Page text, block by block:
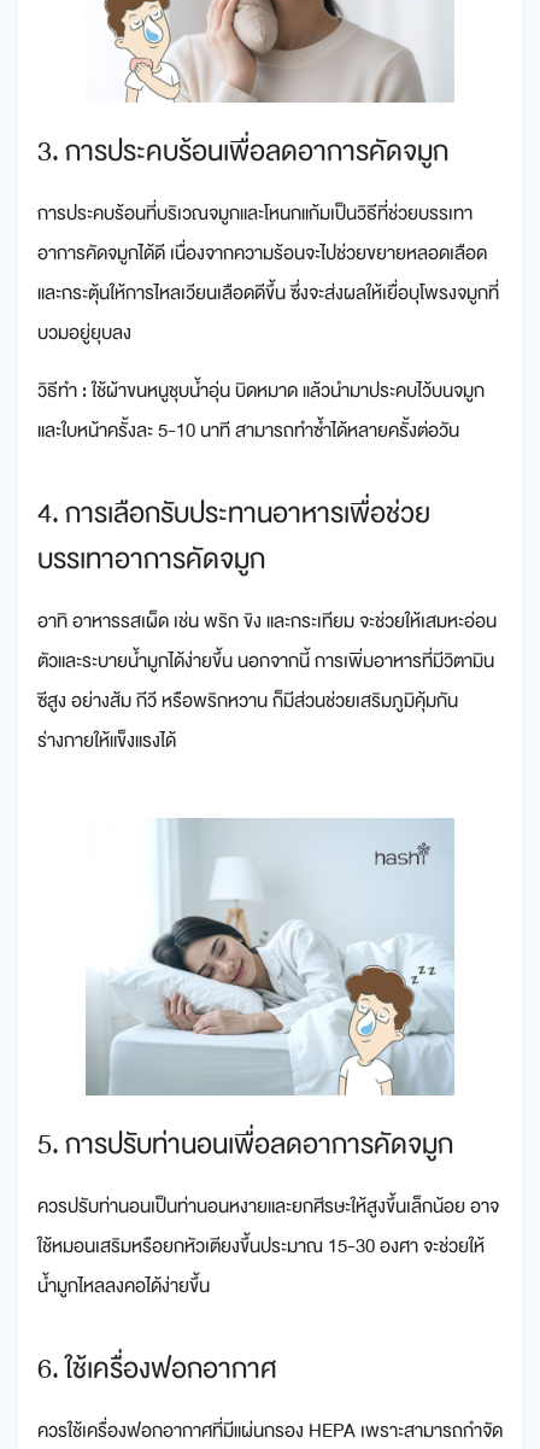
3. การประคบร้อนเพื่อลดอาการคัดจมูก
การประคบร้อนที่บริเวณจมูกและโหนกแก้มเป็นวิธีที่ช่วยบรรเทา
อาการคัดจมูกได้ดี เนื่องจากความร้อนจะไปช่วยขยายหลอดเลือด
และกระตุ้นให้การไหลเวียนเลือดดีขึ้น ซึ่งจะส่งผลให้เยื่อบุโพรงจมูกที่
บวมอยู่ยุบลง
วิธีทำ : ใช้ผ้าขนหนูชุบน้ำอุ่น บิดหมาด แล้วนำมาประคบไว้บนจมูก
และใบหน้าครั้งละ 5-10 นาที สามารถทำซ้ำได้หลายครั้งต่อวัน
4. การเลือกรับประทานอาหารเพื่อช่วย
บรรเทาอาการคัดจมูก
อาทิ อาหารรสเผ็ด เช่น พริก ขิง และกระเทียม จะช่วยให้เสมหะอ่อน
ตัวและระบายน้ำมูกได้ง่ายขึ้น นอกจากนี้ การเพิ่มอาหารที่มีวิตามิน
ซีสูง อย่างส้ม กีวี หรือพริกหวาน ก็มีส่วนช่วยเสริมภูมิคุ้มกัน
ร่างกายให้แข็งแรงได้
5. การปรับท่านอนเพื่อลดอาการคัดจมูก
ควรปรับท่านอนเป็นท่านอนหงายและยกศีรษะให้สูงขึ้นเล็กน้อย อาจ
ใช้หมอนเสริมหรือยกหัวเตียงขึ้นประมาณ 15-30 องศา จะช่วยให้
น้ำมูกไหลลงคอได้ง่ายขึ้น
6. ใช้เครื่องฟอกอากาศ
ควรใช้เครื่องฟอกอากาศที่มีแผ่นกรอง HEPA เพราะสามารถกำจัด